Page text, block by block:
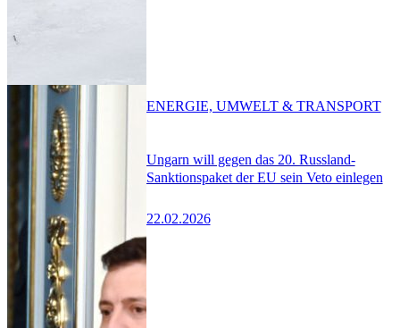
Ungarn will gegen das 20. Russland-
Sanktionspaket der EU sein Veto einlegen
22.02.2026
ENERGIE, UMWELT & TRANSPORT